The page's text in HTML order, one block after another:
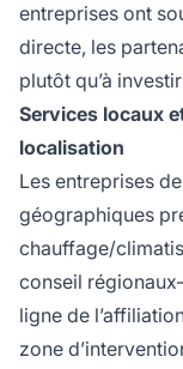
entreprises ont
directe, les
plutôt qu’à
Services locaux
localisation
Les entreprises
géographiques
chauffage/
conseil
ligne de
zone